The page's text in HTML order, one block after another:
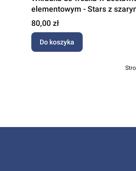
elementowym - Stars z
Cena
80,00 zł
Do koszyka